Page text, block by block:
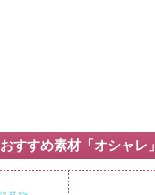
おすすめ素材「オシャレ」